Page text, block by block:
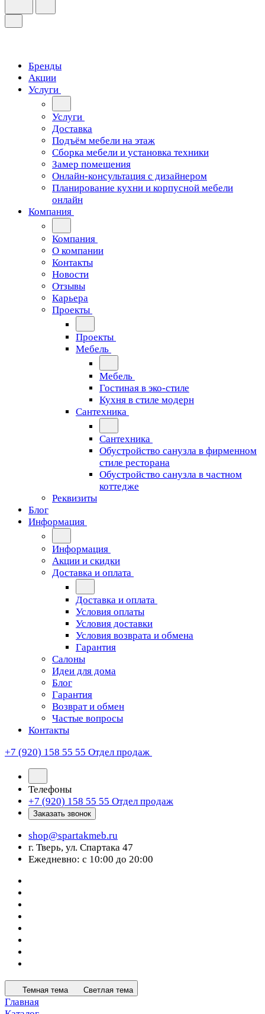
Бренды
Акции
Услуги
Услуги
Доставка
Подъём мебели на этаж
Сборка мебели и установка техники
Замер помещения
Онлайн-консультация с дизайнером
Планирование кухни и корпусной мебели
онлайн
Компания
Компания
О компании
Контакты
Новости
Отзывы
Карьера
Проекты
Проекты
Мебель
Мебель
Гостиная в эко-стиле
Кухня в стиле модерн
Сантехника
Сантехника
Обустройство санузла в фирменном
стиле ресторана
Обустройство санузла в частном
коттедже
Реквизиты
Блог
Информация
Информация
Акции и скидки
Доставка и оплата
Доставка и оплата
Условия оплаты
Условия доставки
Условия возврата и обмена
Гарантия
Салоны
Идеи для дома
Блог
Гарантия
Возврат и обмен
Частые вопросы
Контакты
+7 (920) 158 55 55 Отдел продаж
Телефоны
+7 (920) 158 55 55 Отдел продаж
Заказать звонок
shop@spartakmeb.ru
г. Тверь, ул. Спартака 47
Ежедневно: с 10:00 до 20:00
Темная тема Светлая тема
Главная